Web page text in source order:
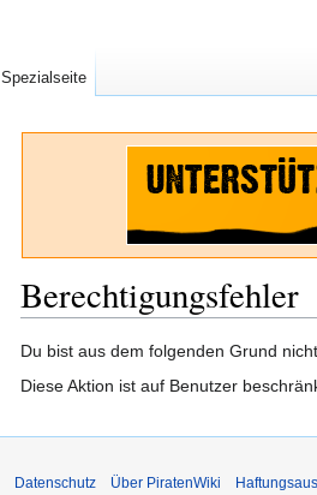
Berechtigungsfehler
Zur
Navigation
Zur
Suche
Du bist aus dem folgenden Grund
Diese Aktion ist auf Benutzer
Spezialseite
Datenschutz Über PiratenWiki